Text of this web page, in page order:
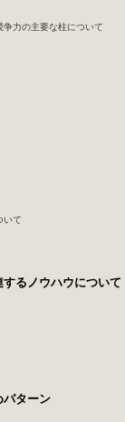
力の主要な柱について
いて
るノウハウについて
パターン